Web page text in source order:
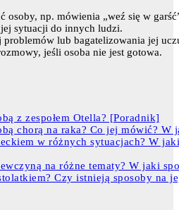
osoby, np. mówienia „weź się w
sytuacji do innych ludzi.
problemów lub bagatelizowania jej
jeśli osoba nie jest gotowa.
z zespołem Otella? [Poradnik]
chorą na raka? Co jej mówić? W
w różnych sytuacjach? W
na różne tematy? W jaki
Czy istnieją sposoby na